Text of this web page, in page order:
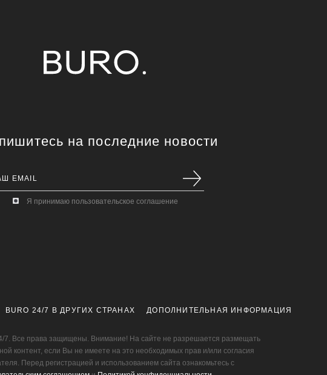
на последние новости
Я принимаю пользовательское соглашение
BURO 24/7 В ДРУГИХ СТРАНАХ ДОПОЛНИТЕЛЬНАЯ ИНФОРМАЦИЯ
7. Все права защищены. Внимание! На сайте не разрешается размещать
контент, если Вы не имеете на это необходимых прав и/или согласия
Перед регистрацией и использованием сайта ознакомьтесь с